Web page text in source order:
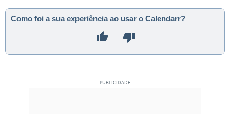
Como foi a sua experiência ao usar o Calendarr?